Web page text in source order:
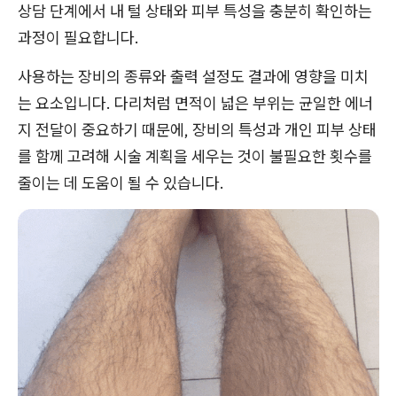
상담 단계에서 내 털 상태와 피부 특성을 충분히 확인하는
과정이 필요합니다.
사용하는 장비의 종류와 출력 설정도 결과에 영향을 미치
는 요소입니다. 다리처럼 면적이 넓은 부위는 균일한 에너
지 전달이 중요하기 때문에, 장비의 특성과 개인 피부 상태
를 함께 고려해 시술 계획을 세우는 것이 불필요한 횟수를
줄이는 데 도움이 될 수 있습니다.